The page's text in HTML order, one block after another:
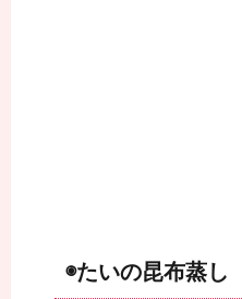
◉たいの昆布蒸